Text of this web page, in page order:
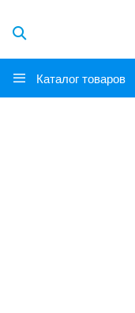
Каталог товаров